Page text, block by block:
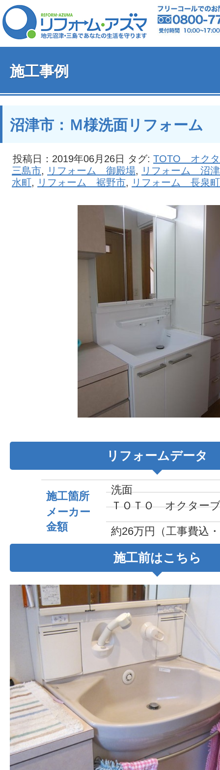
施工事例
沼津市：Ｍ様洗面リフォーム
投稿日：2019年06月26日 タグ: TOTO オク
三島市, リフォーム 御殿場, リフォーム 沼
水町, リフォーム 裾野市, リフォーム 長泉町
リフォームデータ
施工箇所
洗面
メーカー
ＴＯＴＯ オクター
金額
約26万円（工事費込
施工前はこちら